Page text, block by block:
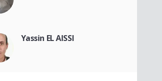
Yassin EL AISSI